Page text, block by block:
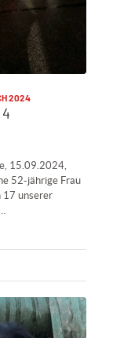
2024
15.09.2024,
52-jährige Frau
17 unserer